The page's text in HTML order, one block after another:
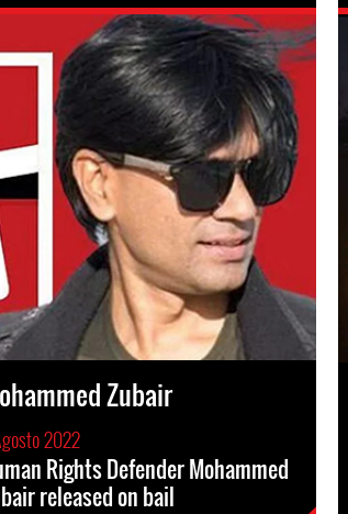
Zubair
2022
Rights Defender Mohammed
released on bail